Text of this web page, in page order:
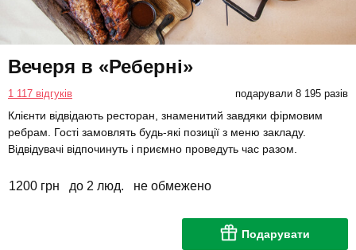
Вечеря в «Реберні»
1 117 відгуків подарували 8 195 разів
Клієнти відвідають ресторан, знаменитий завдяки фірмовим
ребрам. Гості замовлять будь-які позиції з меню закладу.
Відвідувачі відпочинуть і приємно проведуть час разом.
1200 грн до 2 люд. не обмежено
Подарувати